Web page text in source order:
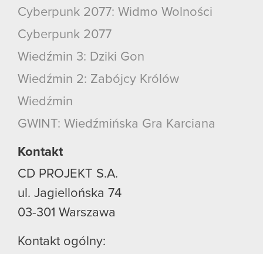
Cyberpunk 2077: Widmo Wolności
Cyberpunk 2077
Wiedźmin 3: Dziki Gon
Wiedźmin 2: Zabójcy Królów
Wiedźmin
GWINT: Wiedźmińska Gra Karciana
Kontakt
CD PROJEKT S.A.
ul. Jagiellońska 74
03-301 Warszawa
Kontakt ogólny: